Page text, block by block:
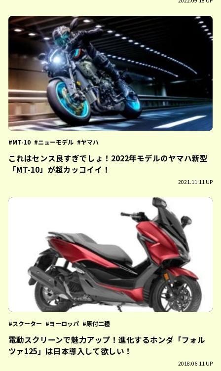
MT-10 ニューモデル ヤマハ
これはセンス良すぎでしょ！2022年モデルのヤマハ新型
「MT-10」が超カッコイイ！
2021.11.11 UP
スクーター ヨーロッパ 原付二種
電動スクリーンで魅力アップ！進化するホンダ「フォル
ツァ125」は日本導入して欲しい！
2018.06.11 UP